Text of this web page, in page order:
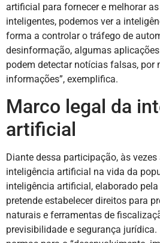
artificial para fornecer e melhorar
inteligentes, podemos ver a
forma a controlar o tráfego de
desinformação, algumas
podem detectar notícias falsas, por
informações”, exemplifica.
Marco legal da
artificial
Diante dessa participação, às
inteligência artificial na vida da
inteligência artificial, elaborado
pretende estabelecer direitos para
naturais e ferramentas de
previsibilidade e segurança